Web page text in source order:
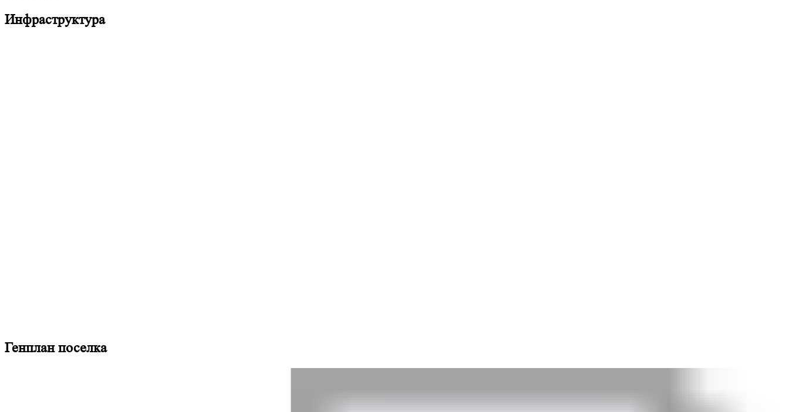
Инфраструктура
Генплан поселка